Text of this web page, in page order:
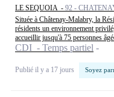
LE SEQUOIA - 92 -
Située à Châtenay-Malabry, la
résidents un environnement
accueillir jusqu'à 75 personnes
CDI - Temps partiel
Publié il y a 17 jours Soyez